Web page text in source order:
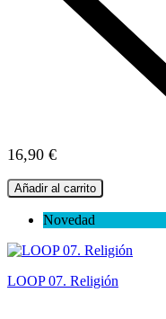
16,90 €
Añadir al carrito
Novedad
LOOP 07. Religión